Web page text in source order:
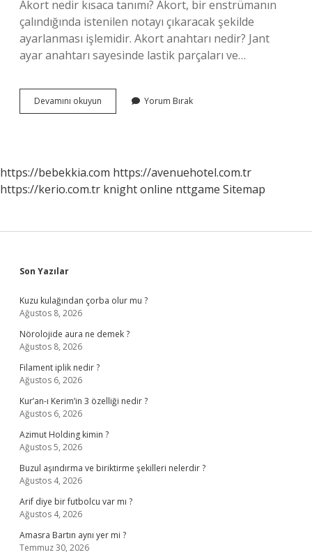
Akort nedir kısaca tanımı? Akort, bir enstrümanın
çalındığında istenilen notayı çıkaracak şekilde
ayarlanması işlemidir. Akort anahtarı nedir? Jant
ayar anahtarı sayesinde lastik parçaları ve…
Devamını okuyun
Akort
Yorum Bırak
https://bebekkia.com https://avenuehotel.com.tr
https://kerio.com.tr knight online nttgame Sitemap
Sidebar
Son Yazılar
Kuzu kulağından çorba olur mu ?
Ağustos 8, 2026
Nörolojide aura ne demek ?
Ağustos 8, 2026
Filament iplik nedir ?
Ağustos 6, 2026
Kur’an-ı Kerim’in 3 özelliği nedir ?
Ağustos 6, 2026
Azimut Holding kimin ?
Ağustos 5, 2026
Buzul aşındırma ve biriktirme şekilleri nelerdir ?
Ağustos 4, 2026
Arif diye bir futbolcu var mı ?
Ağustos 4, 2026
Amasra Bartın aynı yer mi ?
Temmuz 30, 2026